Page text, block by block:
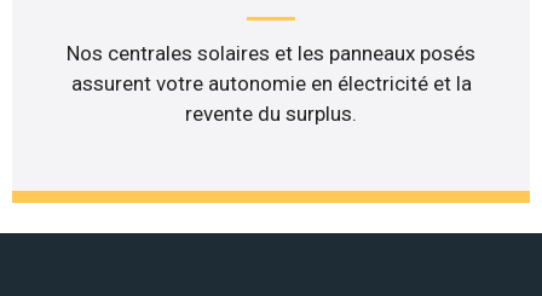
Nos centrales solaires et les panneaux posés
assurent votre autonomie en électricité et la
revente du surplus.